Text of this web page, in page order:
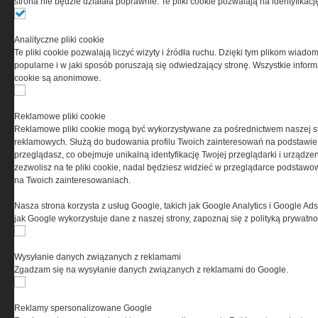
informacji na Twoim komputerze. Pliki cookies stosujemy
w celu świadczenia usług na najwyższym poziomie,
w tym w sposób dostosowany do indywidualnych potrzeb.
Korzystanie z witryny bez zmiany ustawień dotyczących
cookies oznacza, że będą one zamieszczane w Twoim
dokonać zmiany ustawień przeglądarki dotyczących
cookies. Nim Państwo zaczną korzystać z naszego
serwisu prosimy o zapoznanie się z naszą polityką
prywatności oraz informacją o cookies.
Copyright © 2004-2019 Grupa MEDIUM Spółka z ograniczoną odpowiedzialnością
Spółka komandytowa, nr KRS: 0000537655. Wszelkie prawa, w tym Autora, Wydawcy i
Analityczne pliki cookie
Te pliki cookie pozwalają liczyć wizyty i źródła ruchu. Dzięki tym plikom
popularne i w jaki sposób poruszają się odwiedzający stronę. Wszystkie
cookie są anonimowe.
Reklamowe pliki cookie
Reklamowe pliki cookie mogą być wykorzystywane za pośrednictwem naszej
reklamowych. Służą do budowania profilu Twoich zainteresowań na
przeglądasz, co obejmuje unikalną identyfikację Twojej przeglądarki i
zezwolisz na te pliki cookie, nadal będziesz widzieć w przeglądarce
na Twoich zainteresowaniach.
Nasza strona korzysta z usług Google, takich jak Google Analytics i Google
jak Google wykorzystuje dane z naszej strony, zapoznaj się z polityką
Wysyłanie danych związanych z reklamami
Zgadzam się na wysyłanie danych związanych z reklamami do Google.
Reklamy spersonalizowane Google